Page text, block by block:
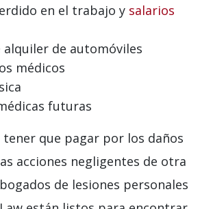
en el trabajo y salarios
alquiler de automóviles
médicos
futuras
tener que pagar por los daños
acciones negligentes de otra
de lesiones personales